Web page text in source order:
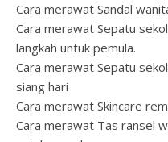
Cara merawat Sandal
Cara merawat Sepatu
langkah untuk pemula.
Cara merawat Sepatu
siang hari
Cara merawat Skincare
Cara merawat Tas ransel